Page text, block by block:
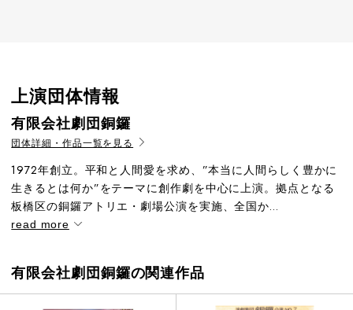
上演団体情報
有限会社劇団銅鑼
団体詳細・作品一覧を見る
1972年創立。平和と人間愛を求め、”本当に人間らしく豊かに
生きるとは何か”をテーマに創作劇を中心に上演。拠点となる
板橋区の銅鑼アトリエ・劇場公演を実施、全国か...
read more
有限会社劇団銅鑼の関連作品